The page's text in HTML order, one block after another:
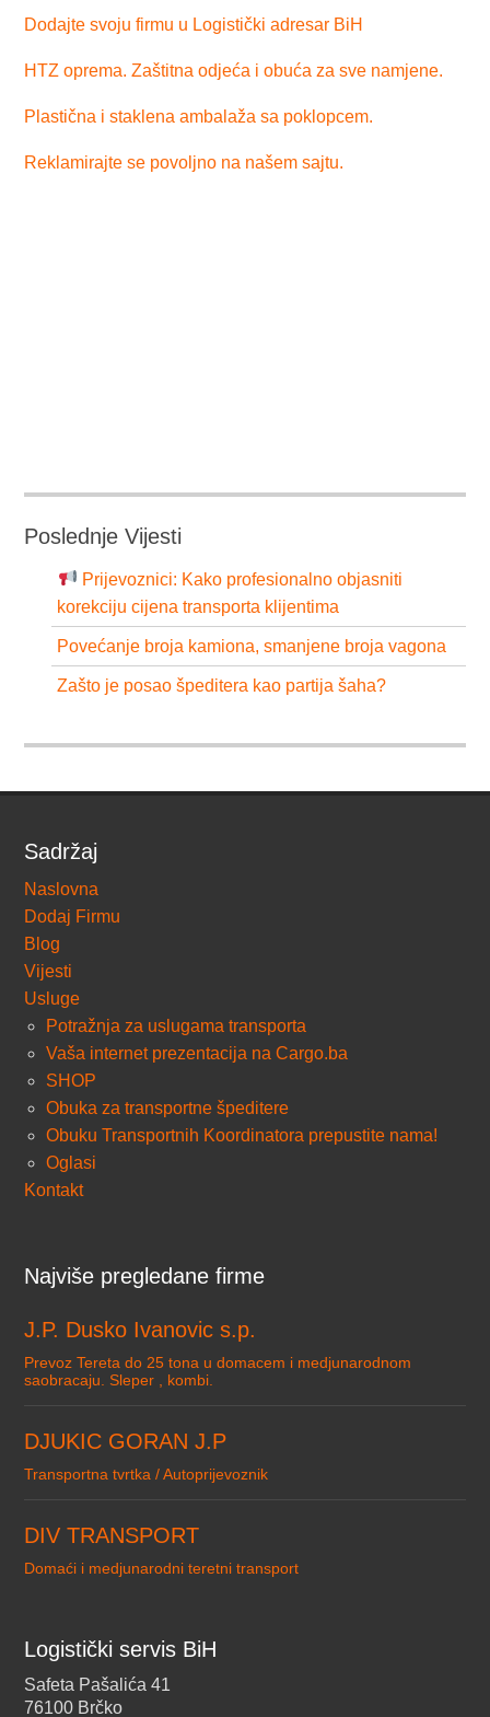
Dodajte svoju firmu u Logistički adresar BiH
HTZ oprema. Zaštitna odjeća i obuća za sve namjene.
Plastična i staklena ambalaža sa poklopcem.
Reklamirajte se povoljno na našem sajtu.
Poslednje Vijesti
Prijevoznici: Kako profesionalno objasniti
korekciju cijena transporta klijentima
Povećanje broja kamiona, smanjene broja vagona
Zašto je posao špeditera kao partija šaha?
Sadržaj
Naslovna
Dodaj Firmu
Blog
Vijesti
Usluge
Potražnja za uslugama transporta
Vaša internet prezentacija na Cargo.ba
SHOP
Obuka za transportne špeditere
Obuku Transportnih Koordinatora prepustite nama!
Oglasi
Kontakt
Najviše pregledane firme
J.P. Dusko Ivanovic s.p.
Prevoz Tereta do 25 tona u domacem i medjunarodnom
saobracaju. Sleper , kombi.
DJUKIC GORAN J.P
Transportna tvrtka / Autoprijevoznik
DIV TRANSPORT
Domaći i medjunarodni teretni transport
Logistički servis BiH
Safeta Pašalića 41
76100 Brčko